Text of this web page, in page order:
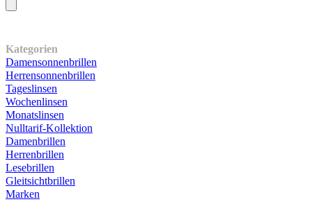
Kategorien
Damensonnenbrillen
Herrensonnenbrillen
Tageslinsen
Wochenlinsen
Monatslinsen
Nulltarif-Kollektion
Damenbrillen
Herrenbrillen
Lesebrillen
Gleitsichtbrillen
Marken